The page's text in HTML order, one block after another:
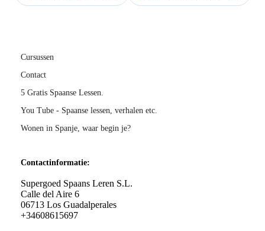
Cursussen
Contact
5 Gratis Spaanse Lessen.
You Tube - Spaanse lessen, verhalen etc.
Wonen in Spanje, waar begin je?
Contactinformatie:
Supergoed Spaans Leren S.L.
Calle del Aire 6
06713 Los Guadalperales
+34608615697